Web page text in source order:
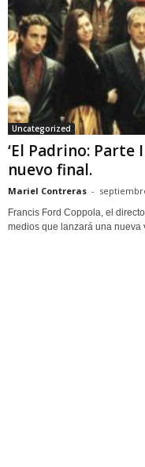
Uncategorized
‘El Padrino: Parte
nuevo final.
Mariel Contreras -
Francis Ford Coppola, el
medios que lanzará una nueva